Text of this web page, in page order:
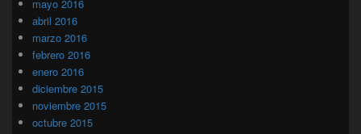
mayo 2016
abril 2016
marzo 2016
febrero 2016
enero 2016
diciembre 2015
noviembre 2015
octubre 2015